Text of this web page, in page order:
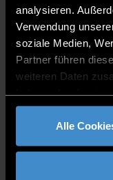
analysieren.
Verwendung
soziale Medien,
Partner führen
weiteren Daten
gesammelt haben.
Alle
Links &
Quicklinks
Studien-
Anträge